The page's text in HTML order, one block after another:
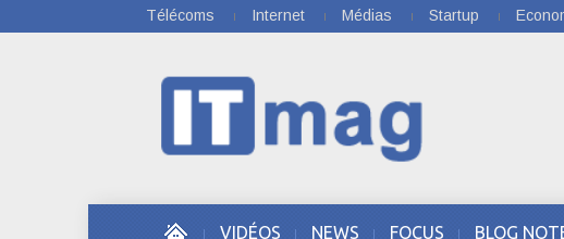
Télécoms Internet Médias Startup
VIDÉOS NEWS FOCUS BLOG